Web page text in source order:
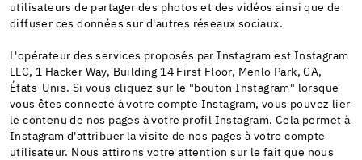
utilisateurs de partager des photos et des vidéos ainsi que de
diffuser ces données sur d'autres réseaux sociaux.
L'opérateur des services proposés par Instagram est Instagram
LLC, 1 Hacker Way, Building 14 First Floor, Menlo Park, CA,
États-Unis. Si vous cliquez sur le "bouton Instagram" lorsque
vous êtes connecté à votre compte Instagram, vous pouvez lier
le contenu de nos pages à votre profil Instagram. Cela permet à
Instagram d'attribuer la visite de nos pages à votre compte
utilisateur. Nous attirons votre attention sur le fait que nous